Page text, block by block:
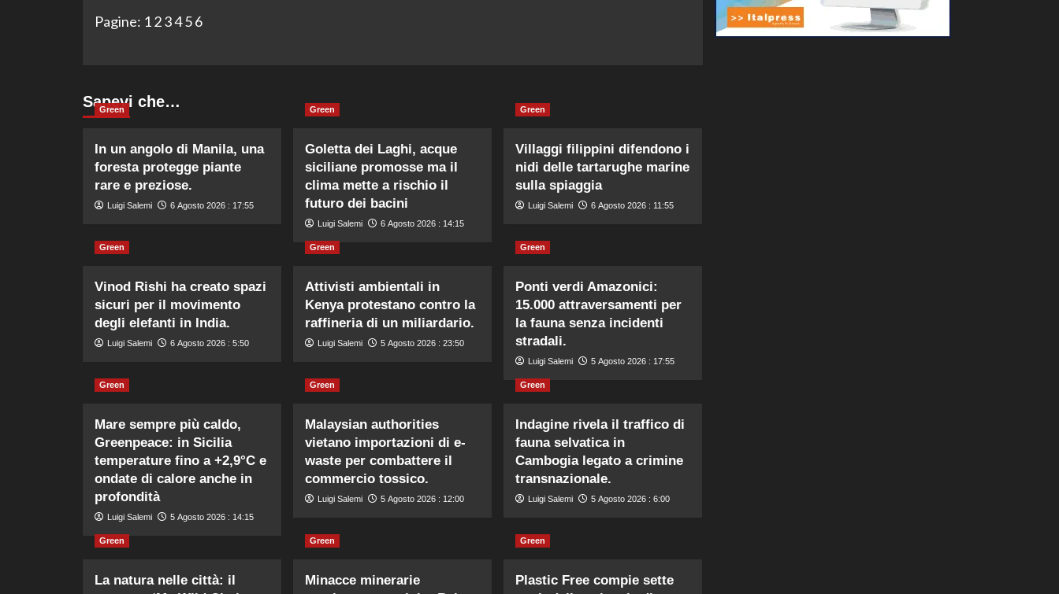
Pagine: 1 2 34 5 6
Sapevi che…
Green
In un angolo di Manila, una
foresta protegge piante
rare e preziose.
Luigi Salemi 6 Agosto 2026 : 17:55
Green
Goletta dei Laghi, acque
siciliane promosse ma il
clima mette a rischio il
futuro dei bacini
Luigi Salemi 6 Agosto 2026 : 14:15
Green
Villaggi filippini difendono i
nidi delle tartarughe marine
sulla spiaggia
Luigi Salemi 6 Agosto 2026 : 11:55
Green
Vinod Rishi ha creato spazi
sicuri per il movimento
degli elefanti in India.
Luigi Salemi 6 Agosto 2026 : 5:50
Green
Attivisti ambientali in
Kenya protestano contro la
raffineria di un miliardario.
Luigi Salemi 5 Agosto 2026 : 23:50
Green
Ponti verdi Amazonici:
15.000 attraversamenti per
la fauna senza incidenti
stradali.
Luigi Salemi 5 Agosto 2026 : 17:55
Green
Mare sempre più caldo,
Greenpeace: in Sicilia
temperature fino a +2,9°C e
ondate di calore anche in
profondità
Luigi Salemi 5 Agosto 2026 : 14:15
Green
Malaysian authorities
vietano importazioni di e-
waste per combattere il
commercio tossico.
Luigi Salemi 5 Agosto 2026 : 12:00
Green
Indagine rivela il traffico di
fauna selvatica in
Cambogia legato a crimine
transnazionale.
Luigi Salemi 5 Agosto 2026 : 6:00
Green
La natura nelle città: il
Green
Minacce minerarie
Green
Plastic Free compie sette